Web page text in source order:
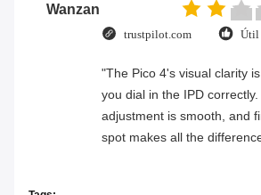
Wanzan
trustpilot.com Útil
"The Pico 4's visual clarity
you dial in the IPD
adjustment is smooth, and
spot makes all the